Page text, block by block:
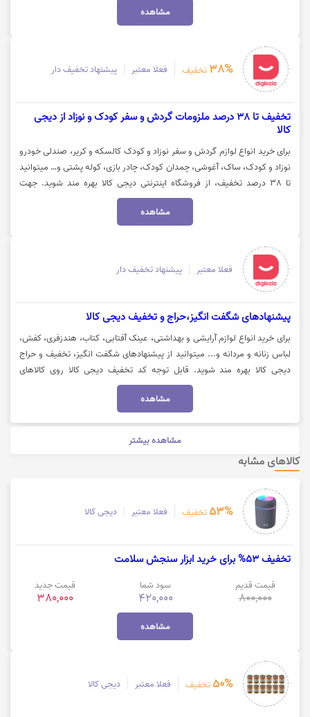
مشاهده
38% تخفیف فعلا معتبر پیشنهاد تخفیف دار
تخفیف تا 38 درصد ملزومات گردش و سفر کودک و نوزاد از دیجی
کالا
برای خرید انواع لوازم گردش و سفر نوزاد و کودک کالسکه و کریر، صندلی خودرو
نوزاد و کودک، ساک، آغوشی، چمدان کودک، چادر بازی، کوله پشتی و… میتوانید
تا 38 درصد تخفیف، از فروشگاه اینترنتی دیجی کالا بهره مند شوید. جهت
استفاده از تخفیف و مشاهده کالا روی گزینه "خرید کنید" کلیک نمایید.
مشاهده
فعلا معتبر پیشنهاد تخفیف دار
پیشنهادهای شگفت انگیز،حراج و تخفیف دیجی کالا
برای خرید انواع لوازم آرایشی و بهداشتی، عینک آفتابی، کتاب، هندزفری، کفش،
لباس زنانه و مردانه و... میتوانید از پیشنهادهای شگفت انگیز، تخفیف و حراج
دیجی کالا بهره مند شوید. قابل توجه کد تخفیف دیجی کالا روی کالاهای
شگفت‌انگیز اعمال نمی‌شود زیرا این کالاها خودشان درصد تخفیف بالایی دارند.
جهت استفاده از تخفیف پیشنهادهای شگفت انگیز دیجی کالا روی گزینه "خرید
مشاهده
مشاهده بیشتر
کالاهای مشابه
53% تخفیف فعلا معتبر دیجی کالا
تخفیف 53% برای خرید ابزار سنجش سلامت
قیمت قدیم
800,000
سود شما
420,000
قیمت جدید
380,000
مشاهده
50% تخفیف فعلا معتبر دیجی کالا